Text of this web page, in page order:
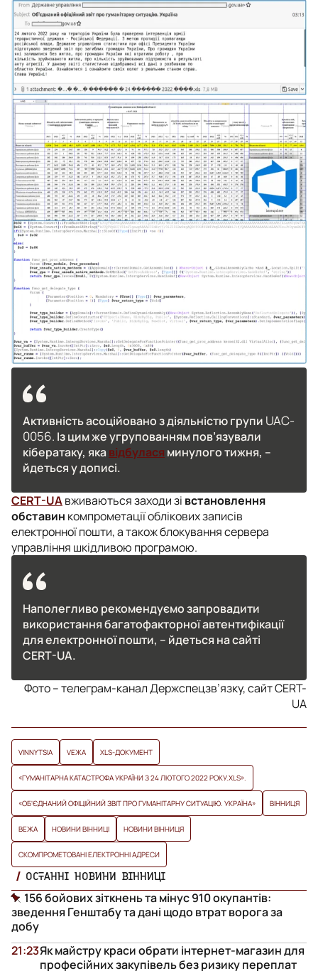
Активність асоційовано з діяльністю групи UAC-
0056. Із цим же угрупованням пов’язували
кібератаку, якавідбулася минулого тижня, –
йдеться у дописі.
CERT-UAвживаються заходи зі встановлення
обставин компрометації облікових записів
електронної пошти, а також блокування сервера
управління шкідливою програмою.
Наполегливо рекомендуємо запровадити
використання багатофакторної автентифікації
для електронної пошти, – йдеться на сайті
CERT-UA.
Фото – телеграм-канал Держспецзв’язку, сайт CERT-
UA
VINNYTSIA VЕЖА XLS-ДОКУМЕНТ
«ГУМАНІТАРНА КАТАСТРОФА УКРАЇНИ З 24 ЛЮТОГО 2022 РОКУ.XLS».
«ОБ'ЄДНАНИЙ ОФІЦІЙНИЙ ЗВІТ ПРО ГУМАНІТАРНУ СИТУАЦІЮ. УКРАЇНА» ВІННИЦЯ
ВЕЖА НОВИНИ ВІННИЦІ НОВИНИ ВІННИЦЯ
СКОМПРОМЕТОВАНІ ЕЛЕКТРОННІ АДРЕСИ
ОСТАННІ НОВИНИ ВІННИЦІ
156 бойових зіткнень та мінус 910 окупантів:
зведення Генштабу та дані щодо втрат ворога за
добу
Як майстру краси обрати інтернет-магазин для
професійних закупівель без ризику переплат
21:23